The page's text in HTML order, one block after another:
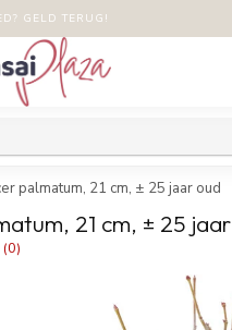
GELD TERUG!
palmatum, 21 cm, ± 25 jaar oud
21 cm, ± 25
(0)